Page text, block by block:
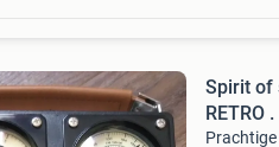
Spirit of
RETRO .